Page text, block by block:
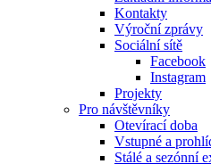
Kontakty
Výroční zprávy
Sociální sítě
Facebook
Instagram
Projekty
Pro návštěvníky
Otevírací doba
Vstupné a
Stálé a sezónní